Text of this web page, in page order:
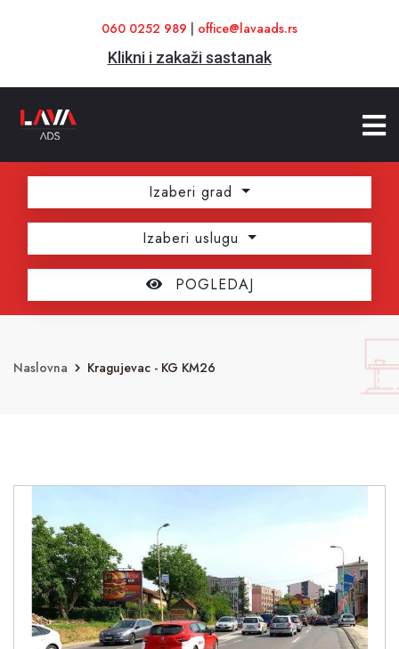
060 0252 989 office@lavaads.rs
Klikni i zakaži sastanak
Izaberi grad
Izaberi uslugu
POGLEDAJ
Naslovna Kragujevac - KG KM26